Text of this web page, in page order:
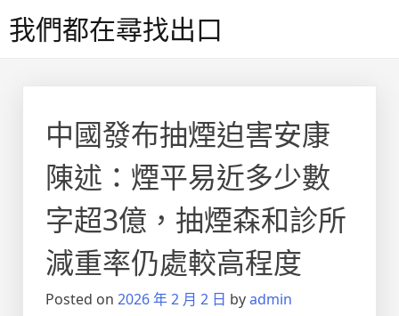
to我們都在尋找出口
中國發布抽煙迫害安康
陳述：煙平易近多少數
字超3億，抽煙森和診所
減重率仍處較高程度
Posted on 2026 年 2 月 2 日 byadmin